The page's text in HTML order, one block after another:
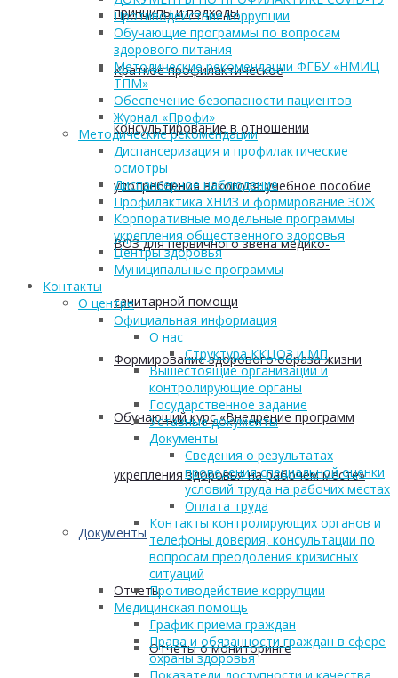
принципы и подходы
Краткое профилактическое
консультирование в отношении
употребления алкоголя: учебное пособие
ВОЗ для первичного звена медико-
санитарной помощи
Формирование здорового образа жизни
Обучающий курс «Внедрение программ
укрепления здоровья на рабочем месте»
Документы
Отчеты
Отчеты о мониторинге
Противодействие коррупции
Обучающие программы по вопросам
здорового питания
Методические рекомендации ФГБУ «НМИЦ
ТПМ»
Обеспечение безопасности пациентов
Журнал «Профи»
Методические рекомендации
Диспансеризация и профилактические
осмотры
Диспансерное наблюдение
Профилактика ХНИЗ и формирование ЗОЖ
Корпоративные модельные программы
укрепления общественного здоровья
Центры здоровья
Муниципальные программы
Контакты
О центре
Официальная информация
О нас
Структура ККЦОЗ и МП
Вышестоящие организации и
контролирующие органы
Государственное задание
Уставные документы
Документы
Сведения о результатах
проведения специальной оценки
условий труда на рабочих местах
Оплата труда
Контакты контролирующих органов и
телефоны доверия, консультации по
вопросам преодоления кризисных
ситуаций
Противодействие коррупции
Медицинская помощь
График приема граждан
Права и обязанности граждан в сфере
охраны здоровья